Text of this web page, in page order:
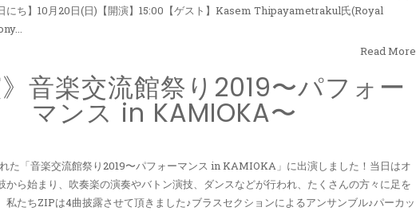
にち】10月20日(日)【開演】15:00【ゲスト】Kasem Thipayametrakul氏(Royal
Read More
》音楽交流館祭り2019〜パフォー
マンス in KAMIOKA〜
た「音楽交流館祭り2019〜パフォーマンス in KAMIOKA」に出演しました！当日はオ
から始まり、吹奏楽の演奏やバトン演技、ダンスなどが行われ、たくさんの方々に足を
私たちZIPは4曲披露させて頂きました♪ブラスセクションによるアンサンブル♪パーカッ